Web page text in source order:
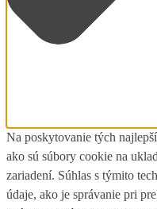
Na poskytovanie tých
ako sú súbory cookie na
zariadení. Súhlas s týmito
údaje, ako je správanie pri